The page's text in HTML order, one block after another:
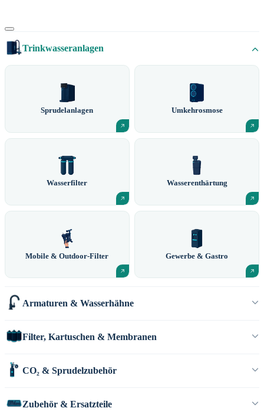
Trinkwasseranlagen
Sprudelanlagen Umkehrosmose
Wasserfilter Wasserenthärtung
Mobile & Outdoor-Filter Gewerbe & Gastro
Armaturen & Wasserhähne
Filter, Kartuschen & Membranen
CO₂ & Sprudelzubehör
Zubehör & Ersatzteile